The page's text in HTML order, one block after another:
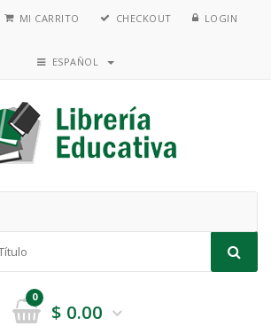
MI CARRITO CHECKOUT LOGIN
ESPAÑOL
0
$ 0.00